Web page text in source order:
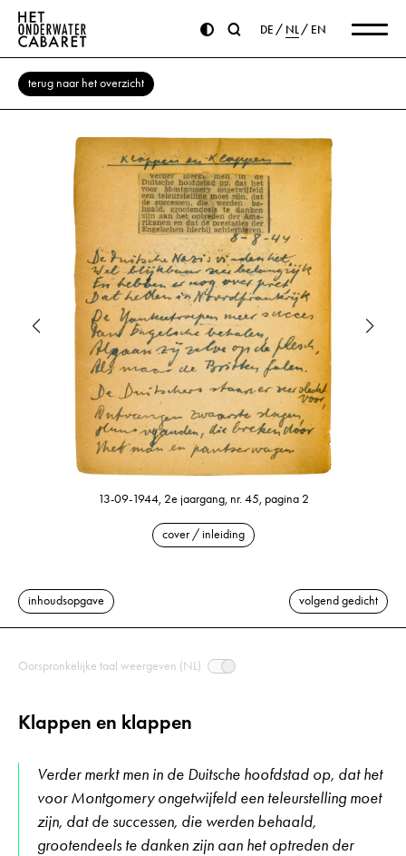
DE NL EN
terug naar het overzicht
13-09-1944, 2e jaargang, nr. 45, pagina 2
cover / inleiding
inhoudsopgave volgend gedicht
Oorspronkelijke taal weergeven (NL)
Klappen en klappen
Verder merkt men in de Duitsche hoofdstad op, dat het
voor Montgomery ongetwijfeld een teleurstelling moet
zijn, dat de successen, die werden behaald,
grootendeels te danken zijn aan het optreden der